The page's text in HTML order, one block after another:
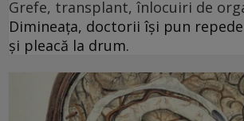
Grefe, transplant, înlocuiri de
Dimineața, doctorii își pun repede
și pleacă la drum.